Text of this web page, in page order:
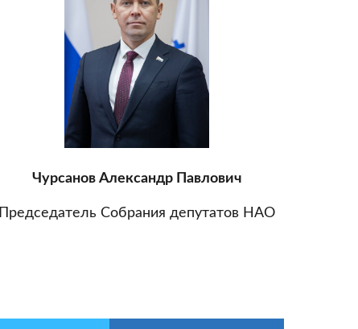
Чурсанов Александр Павлович
Председатель Собрания депутатов НАО